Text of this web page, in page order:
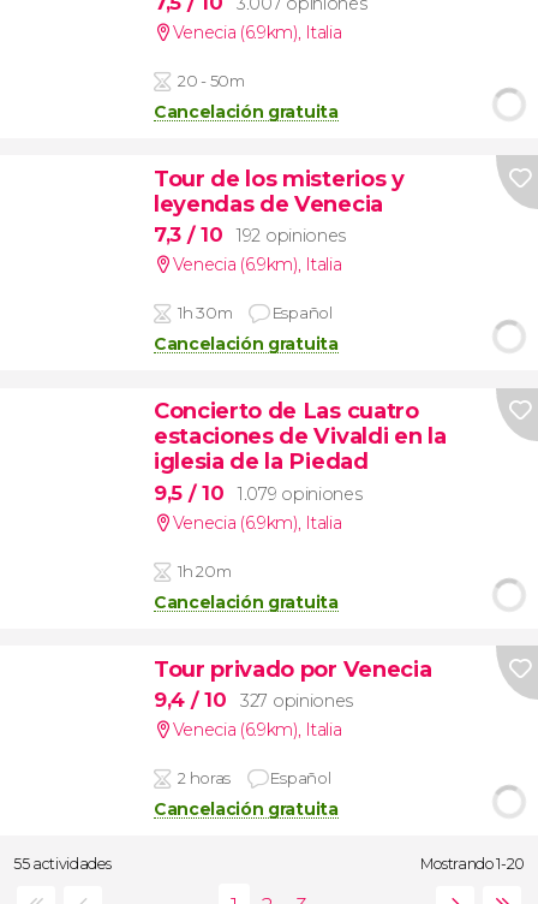
Venecia (6.9km), Italia
20 - 50m
Cancelación gratuita
Tour de los misterios y
leyendas de Venecia
7,3 / 10
192 opiniones
Venecia (6.9km), Italia
1h 30m Español
Cancelación gratuita
Concierto de Las cuatro
estaciones de Vivaldi en la
iglesia de la Piedad
9,5 / 10
1.079 opiniones
Venecia (6.9km), Italia
1h 20m
Cancelación gratuita
Tour privado por Venecia
9,4 / 10
327 opiniones
Venecia (6.9km), Italia
2 horas Español
Cancelación gratuita
55 actividades Mostrando 1-20